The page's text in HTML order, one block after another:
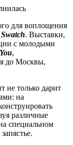
для воплощения
Swatch. Выставки,
с молодыми
,
до Москвы,
не только дарит
на
различные
специальном